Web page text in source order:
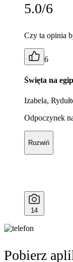
5.0/6
Czy ta opinia
6
Święta na
Izabela,
Odpoczynek
Rozwiń
14
Pobierz